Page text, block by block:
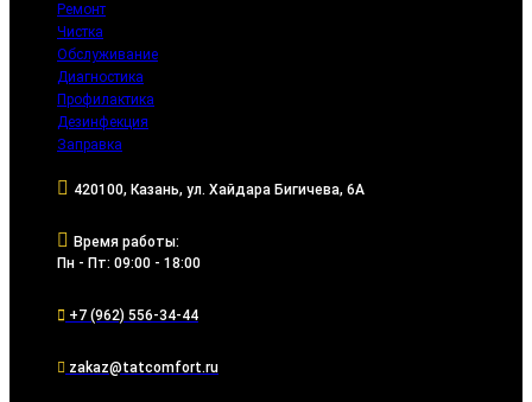
Ремонт
Чистка
Обслуживание
Диагностика
Профилактика
Дезинфекция
Заправка
420100, Казань, ул. Хайдара Бигичева, 6А
Время работы:
Пн - Пт: 09:00 - 18:00
+7 (962) 556-34-44
zakaz@tatcomfort.ru